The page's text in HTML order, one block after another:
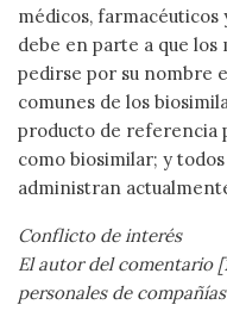
médicos, farmacéuticos
debe en parte a que
pedirse por su nombre
comunes de los
producto de referencia
como biosimilar; y
administran
Conflicto de interés
El autor del comentario
personales de